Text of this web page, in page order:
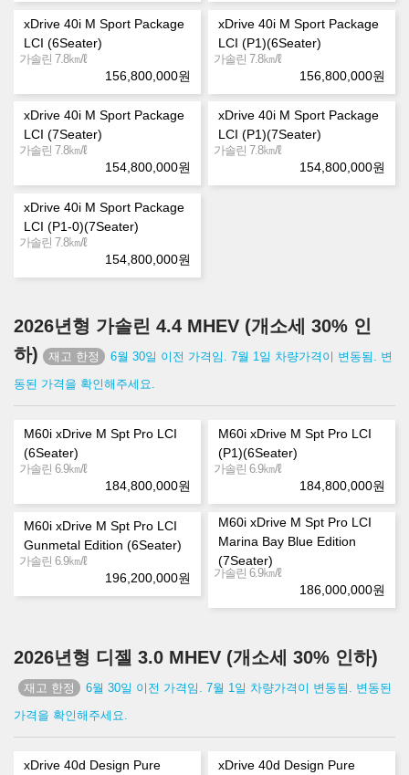
xDrive 40i M Sport Package
LCI (6Seater)
가솔린 7.8㎞/ℓ
156,800,000원
xDrive 40i M Sport Package
LCI (P1)(6Seater)
가솔린 7.8㎞/ℓ
156,800,000원
xDrive 40i M Sport Package
LCI (7Seater)
가솔린 7.8㎞/ℓ
154,800,000원
xDrive 40i M Sport Package
LCI (P1)(7Seater)
가솔린 7.8㎞/ℓ
154,800,000원
xDrive 40i M Sport Package
LCI (P1-0)(7Seater)
가솔린 7.8㎞/ℓ
154,800,000원
2026년형 가솔린 4.4 MHEV (개소세 30% 인
하)
6월 30일 이전 가격임. 7월 1일 차량가격이 변동됨. 변
동된 가격을 확인해주세요.
M60i xDrive M Spt Pro LCI
(6Seater)
가솔린 6.9㎞/ℓ
184,800,000원
M60i xDrive M Spt Pro LCI
(P1)(6Seater)
가솔린 6.9㎞/ℓ
184,800,000원
M60i xDrive M Spt Pro LCI
Gunmetal Edition (6Seater)
가솔린 6.9㎞/ℓ
196,200,000원
M60i xDrive M Spt Pro LCI
Marina Bay Blue Edition
(7Seater)
가솔린 6.9㎞/ℓ
186,000,000원
2026년형 디젤 3.0 MHEV (개소세 30% 인하)
6월 30일 이전 가격임. 7월 1일 차량가격이 변동됨. 변동된
가격을 확인해주세요.
xDrive 40d Design Pure
xDrive 40d Design Pure